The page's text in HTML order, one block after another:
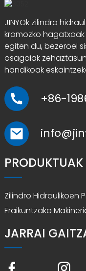
JINYOk zilindro
kromozko
egiten du, bezeroei
osagaiak
handikoak
+86-
PRODUKTUAK
Zilindro Hidraulikoen
Eraikuntzako
JARRAI